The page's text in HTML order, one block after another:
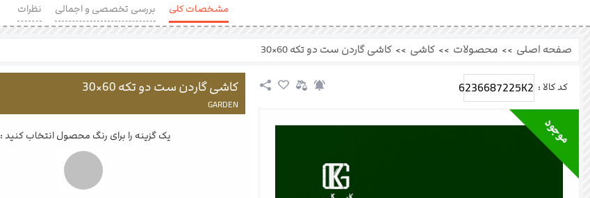
مشخصات کلی بررسی تخصصی و اجمالی نظرات
صفحه اصلی >> محصولات >> کاشی >> کاشی گاردن ست دو تکه 60×30
کد کالا : 6236687225K2 کاشی گاردن ست دو تکه 60×30
GARDEN
یک گزینه را برای رنگ محصول انتخاب کنید :